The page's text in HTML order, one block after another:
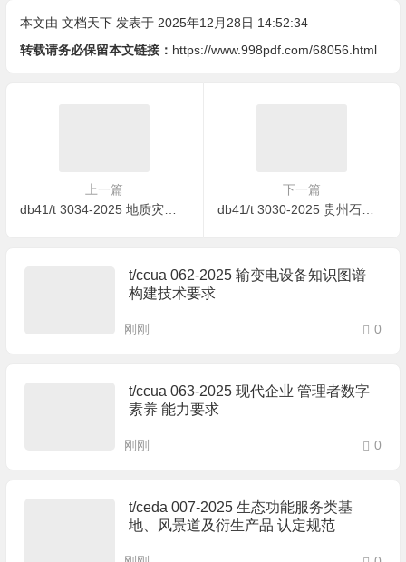
本文由 文档天下发表于 2025年12月28日 14:52:34
转载请务必保留本文链接： https://www.998pdf.com/68056.html
上一篇
db41/t 3034-2025 地质灾害自动化监测设备布设选址规范
下一篇
db41/t 3030-2025 贵州石楠栽培技术规程
t/ccua 062-2025 输变电设备知识图谱
构建技术要求
刚刚 0
t/ccua 063-2025 现代企业 管理者数字
素养 能力要求
刚刚 0
t/ceda 007-2025 生态功能服务类基
地、风景道及衍生产品 认定规范